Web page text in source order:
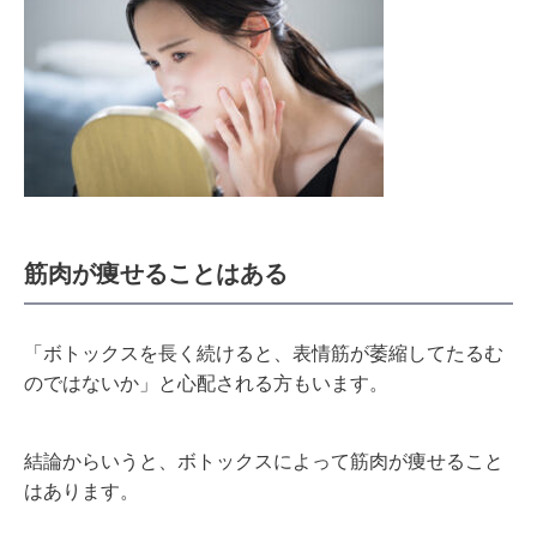
筋肉が痩せることはある
「ボトックスを長く続けると、表情筋が萎縮してたるむ
のではないか」と心配される方もいます。
結論からいうと、ボトックスによって筋肉が痩せること
はあります。